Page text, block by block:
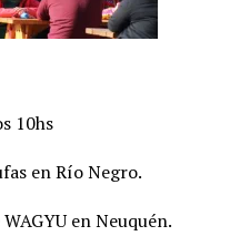
10hs
en Río Negro.
en Neuquén.